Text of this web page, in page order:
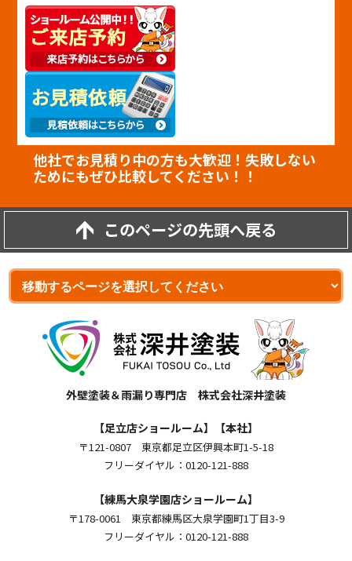
他社でお見積り中の方も大歓迎！失敗しない
ためにもぜひ比較してください！！
このページの先頭へ戻る
外壁塗装＆雨漏り専門店 株式会社深井塗装
【足立店ショールーム】【本社】
〒121-0807 東京都足立区伊興本町1-5-18
フリーダイヤル：0120-121-888
【練馬大泉学園店ショールーム】
〒178-0061 東京都練馬区大泉学園町1丁目3-9
フリーダイヤル：0120-121-888